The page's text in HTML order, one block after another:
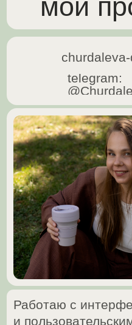
Работаю с интерфейсами
и пользовательским
наводить порядок в логике
и находить слабые места в
Делаю продукты удобными
для людей.
telegram: